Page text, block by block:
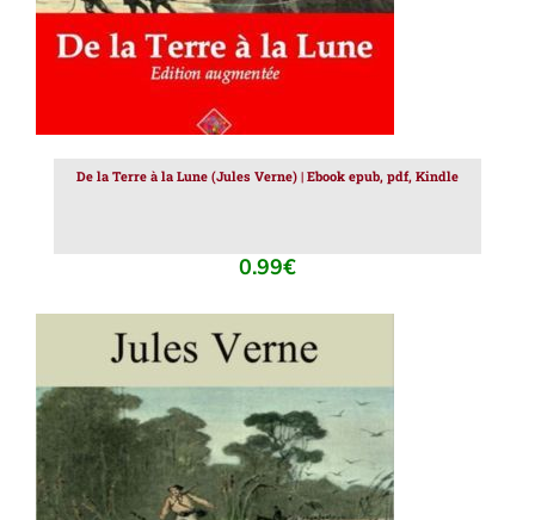
De la Terre à la Lune (Jules Verne) | Ebook epub, pdf, Kindle
0.99€